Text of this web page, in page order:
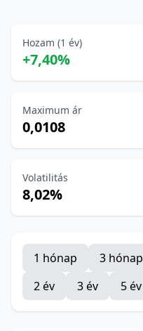
Hozam (1 év)
+7,40%
Maximum ár
0,0108
Volatilitás
8,02%
1 hónap 3 hónap
2 év
3 év 5 év